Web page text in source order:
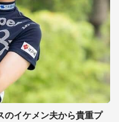
のイケメン夫から貴重プ